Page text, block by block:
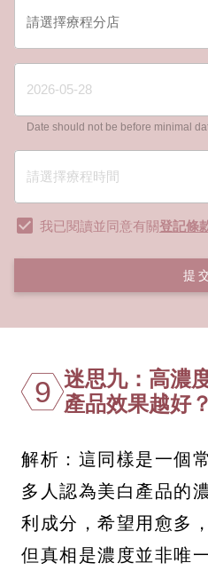
Date should not be before minimal
我已閱讀並同意有關登記條
提
9 迷思九：高濃
產品效果越好？
解析：這同樣是一個
多人認為美白產品的
利成分，希望用愈多
但真相是濃度並非唯一